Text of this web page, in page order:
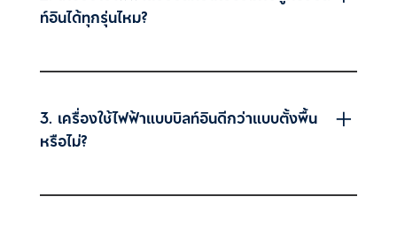
ท์อินได้ทุกรุ่นไหม?
3. เครื่องใช้ไฟฟ้าแบบบิลท์อินดีกว่าแบบตั้งพื้น
หรือไม่?